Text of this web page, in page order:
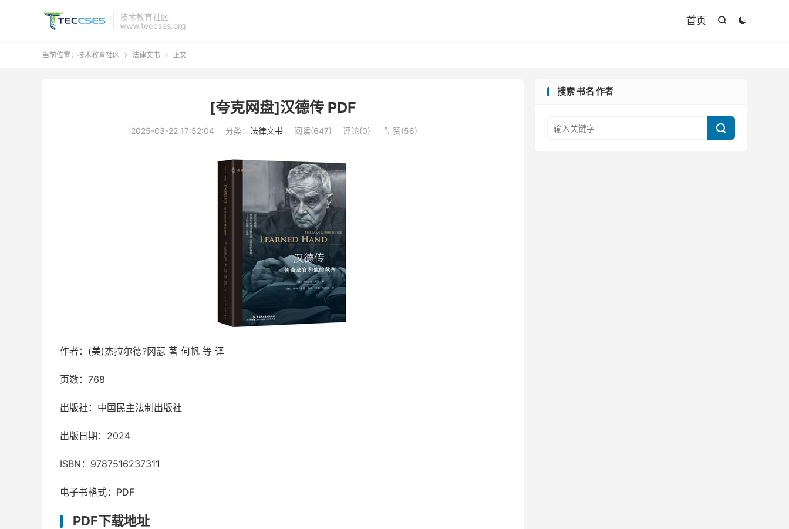
技术教育社区
www.teccses.org


首页
当前位置： 技术教育社区  法律文书  正文
[夸克网盘]汉德传 PDF
2025-03-22 17:52:04 分类： 法律文书 阅读(647) 评论(0)  赞(56)
作者：(美)杰拉尔德?冈瑟 著 何帆 等 译
页数：768
出版社：中国民主法制出版社
出版日期：2024
ISBN：9787516237311
电子书格式：PDF
PDF下载地址
搜索 书名 作者
